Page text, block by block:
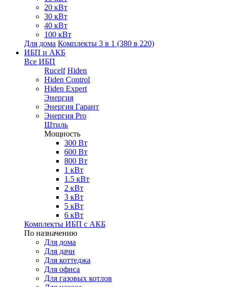
20 кВт
30 кВт
40 кВт
100 кВт
Для дома Комплекты 3 в 1 (380 в 220)
ИБП и АКБ
Все ИБП
Rucelf Hiden
Hiden Control
Hiden Expert
Энергия
Энергия Гарант
Энергия Pro
Штиль
Мощность
300 Вт
600 Вт
800 Вт
1 кВт
1.5 кВт
2 кВт
3 кВт
5 кВт
6 кВт
Комплекты ИБП с АКБ
По назначению
Для дома
Для дачи
Для коттеджа
Для офиса
Для газовых котлов